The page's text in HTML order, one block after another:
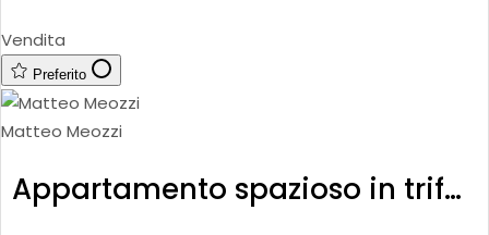
Vendita
Preferito
Matteo Meozzi
Appartamento spazioso in trifamiliare